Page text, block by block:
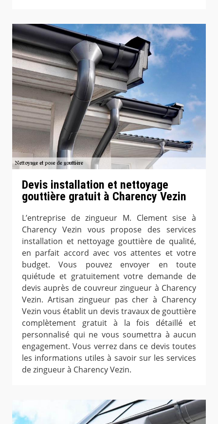
Devis installation et nettoyage
gouttière gratuit à Charency Vezin
L’entreprise de zingueur M. Clement sise à
Charency Vezin vous propose des services
installation et nettoyage gouttière de qualité,
en parfait accord avec vos attentes et votre
budget. Vous pouvez envoyer en toute
quiétude et gratuitement votre demande de
devis auprès de couvreur zingueur à Charency
Vezin. Artisan zingueur pas cher à Charency
Vezin vous établit un devis travaux de gouttière
complètement gratuit à la fois détaillé et
personnalisé qui ne vous soumettra à aucun
engagement. Vous verrez dans ce devis toutes
les informations utiles à savoir sur les services
de zingueur à Charency Vezin.